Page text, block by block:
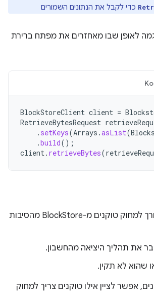
כדי לקבל את הנתונים השמורים
לאופן שבו מאחזרים את מפתח ברירת
BlockStoreClient client =
RetrieveBytesRequest
. setKeys(Arrays .asList(
.build();
client. retrieveBytes(
יכול להיות שיהיה צורך למחוק טוקנים מ-BlockStore מהסיבות
את תהליך היציאה מהחשבון.
שהוא לא תקין.
אפשר לציין אילו טוקנים צריך למחוק